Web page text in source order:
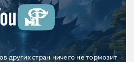
других стран ничего не тормозит